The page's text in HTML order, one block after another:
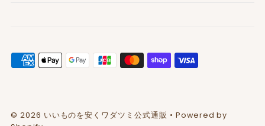
© 2026 いいものを安くワダツミ公式通販 • Powered by